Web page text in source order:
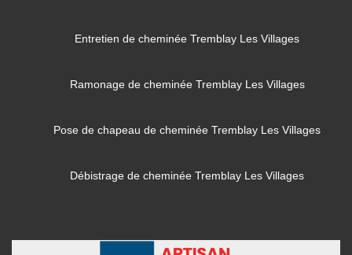
Entretien de cheminée Tremblay Les Villages
Ramonage de cheminée Tremblay Les Villages
Pose de chapeau de cheminée Tremblay Les Villages
Débistrage de cheminée Tremblay Les Villages